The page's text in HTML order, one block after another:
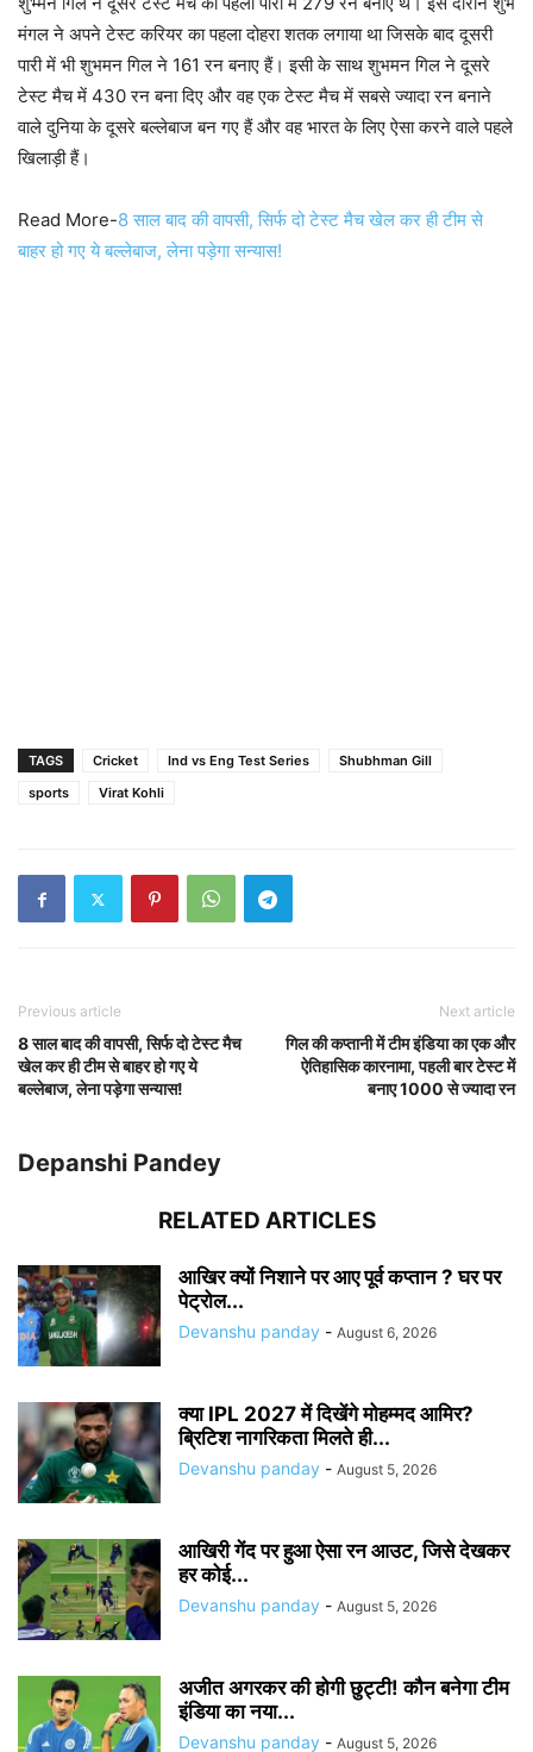
मंगल ने अपने टेस्ट करियर का पहला दोहरा शतक लगाया था जिसके बाद दूसरी
पारी में भी शुभमन गिल ने 161 रन बनाए हैं। इसी के साथ शुभमन गिल ने दूसरे
टेस्ट मैच में 430 रन बना दिए और वह एक टेस्ट मैच में सबसे ज्यादा रन बनाने
वाले दुनिया के दूसरे बल्लेबाज बन गए हैं और वह भारत के लिए ऐसा करने वाले पहले
खिलाड़ी हैं।
Read More-8 साल बाद की वापसी, सिर्फ दो टेस्ट मैच खेल कर ही टीम से
बाहर हो गए ये बल्लेबाज, लेना पड़ेगा सन्यास!
TAGS Cricket Ind vs Eng Test Series
Shubhman Gill
sports
Virat Kohli
Previous article
8 साल बाद की वापसी, सिर्फ दो टेस्ट मैच
खेल कर ही टीम से बाहर हो गए ये
बल्लेबाज, लेना पड़ेगा सन्यास!
Next article
गिल की कप्तानी में टीम इंडिया का एक और
ऐतिहासिक कारनामा, पहली बार टेस्ट में
बनाए 1000 से ज्यादा रन
Depanshi Pandey
RELATED ARTICLES
आखिर क्यों निशाने पर आए पूर्व कप्तान ? घर पर
पेट्रोल...
Devanshu panday - August 6, 2026
क्या IPL 2027 में दिखेंगे मोहम्मद आमिर?
ब्रिटिश नागरिकता मिलते ही...
Devanshu panday - August 5, 2026
आखिरी गेंद पर हुआ ऐसा रन आउट, जिसे देखकर
हर कोई...
Devanshu panday - August 5, 2026
अजीत अगरकर की होगी छुट्टी! कौन बनेगा टीम
इंडिया का नया...
Devanshu panday - August 5, 2026